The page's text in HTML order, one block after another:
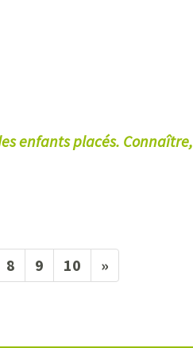
enfants placés. Connaître,
8 9 10 »